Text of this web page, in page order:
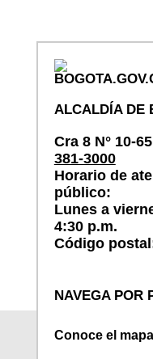
ALCALDÍA DE
Cra 8 N° 10-
381-3000
Horario de
público:
Lunes a
4:30 p.m.
Código
NAVEGA POR
Conoce el